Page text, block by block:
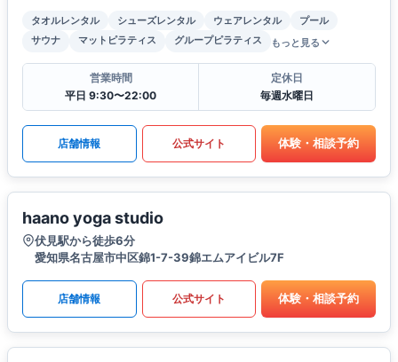
タオルレンタル シューズレンタル ウェアレンタル
プール
サウナ
マットピラティス グループピラティス もっと見る
営業時間
平日 9:30〜22:00
定休日
毎週水曜日
店舗情報 公式サイト 体験・相談予約
haano yoga studio
伏見駅から徒歩6分
愛知県名古屋市中区錦1-7-39錦エムアイビル7F
店舗情報 公式サイト 体験・相談予約